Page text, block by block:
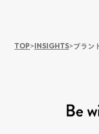
TOP>INSIGHTS>ブラン